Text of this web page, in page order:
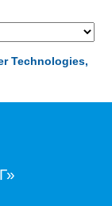
Technologies,